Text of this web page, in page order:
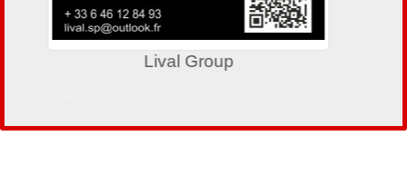
Mood Barbershop